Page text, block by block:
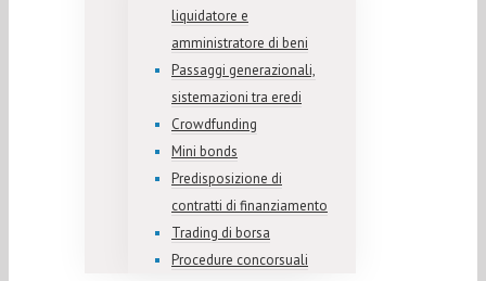
liquidatore e
amministratore di beni
Passaggi generazionali,
sistemazioni tra eredi
Crowdfunding
Mini bonds
Predisposizione di
contratti di finanziamento
Trading di borsa
Procedure concorsuali